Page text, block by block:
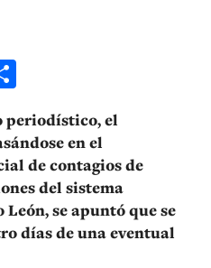
periodístico, el
en el
de contagios de
del sistema
se apuntó que se
días de una eventual